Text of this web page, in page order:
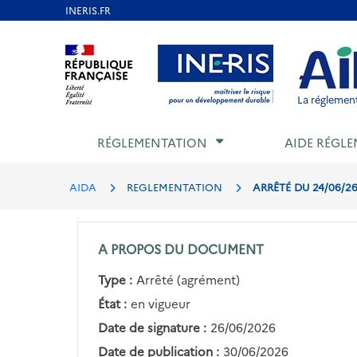
Aller au contenu Aller au menu Aller au
La
RÉGLEMENTATION AIDE
AIDA REGLEMENTATION ARRÊTÉ DU 24/06/
A PROPOS DU DOCUMENT
Type : Arrêté (agrément)
État : en vigueur
Date de signature : 26/06/2026
Date de publication : 30/06/2026